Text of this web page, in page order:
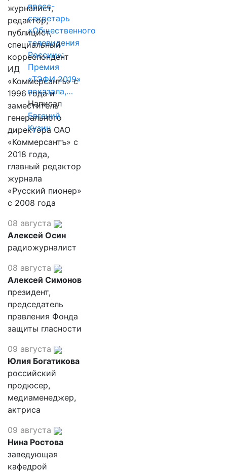
пресс-
секретарь
«Общественного
телевидения
России»:
Премия
«ТЭФИ 2019»
показала,…
Написал
Евгений
Кузин
журналист,
редактор,
публицист,
специальный
корреспондент
ИД
«Коммерсантъ» с
1996 года и
заместитель
генерального
директора ОАО
«Коммерсантъ» с
2018 года,
главный редактор
журнала
«Русский пионер»
с 2008 года
08 августа
Алексей Осин
радиожурналист
08 августа
Алексей Симонов
президент,
председатель
правления Фонда
защиты гласности
09 августа
Юлия Богатикова
российский
продюсер,
медиаменеджер,
актриса
09 августа
Нина Ростова
заведующая
кафедрой